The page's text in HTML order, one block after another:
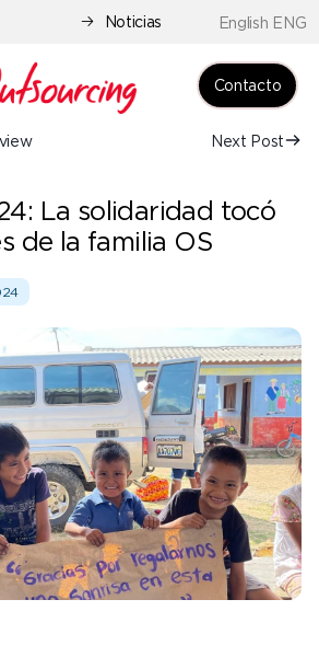
Noticias English ENG
Contacto
Next Post
La solidaridad tocó
de la familia OS